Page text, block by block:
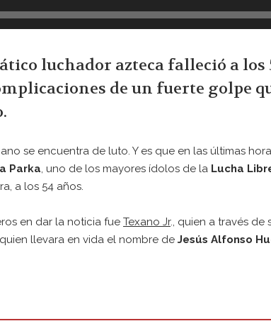
luchador azteca falleció a los
de un fuerte golpe
se encuentra de luto. Y es que en las últimas
Parka, uno de los mayores ídolos de la Lucha
a los 54 años.
en dar la noticia fue Texano Jr., quien a través de
llevara en vida el nombre de Jesús Alfonso